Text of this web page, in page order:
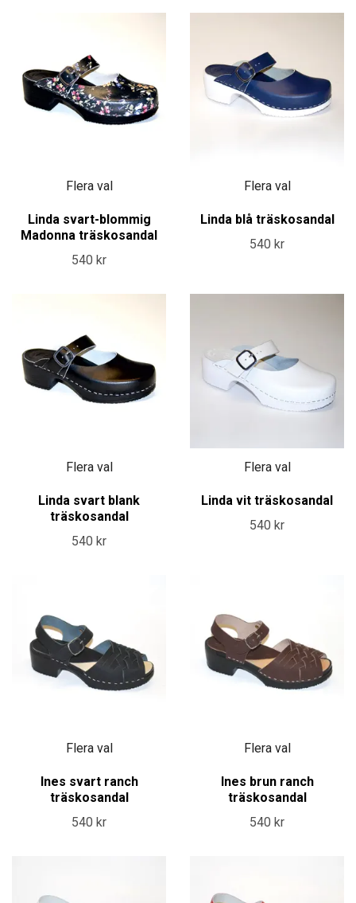
Flera val
Linda svart-blommig
Madonna träskosandal
540 kr
Flera val
Linda blå träskosandal
540 kr
Flera val
Linda svart blank
träskosandal
540 kr
Flera val
Linda vit träskosandal
540 kr
Flera val
Ines svart ranch
träskosandal
540 kr
Flera val
Ines brun ranch
träskosandal
540 kr